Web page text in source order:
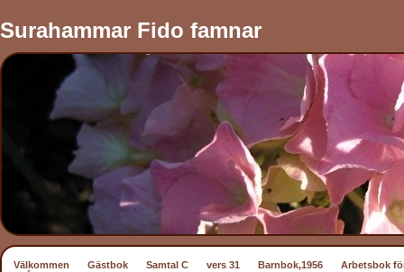
Surahammar Fido famnar
Välkommen Gästbok Samtal C vers 31 Barnbok,1956
Arbetsbok